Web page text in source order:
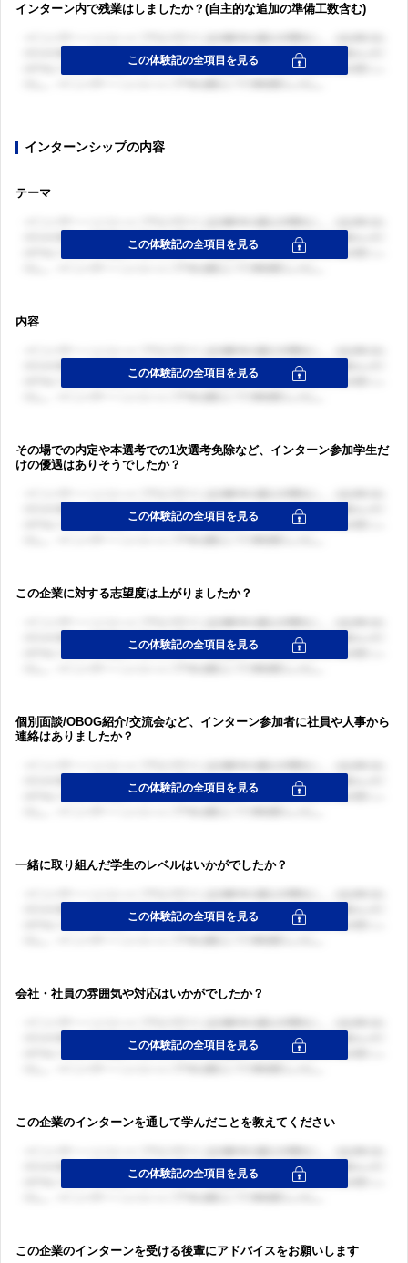
インターン内で残業はしましたか？(自主的な追加の準備工数含む)
インターンシップの内容
テーマ
内容
その場での内定や本選考での1次選考免除など、インターン参加学生だ
けの優遇はありそうでしたか？
この企業に対する志望度は上がりましたか？
個別面談/OBOG紹介/交流会など、インターン参加者に社員や人事から
連絡はありましたか？
一緒に取り組んだ学生のレベルはいかがでしたか？
会社・社員の雰囲気や対応はいかがでしたか？
この企業のインターンを通して学んだことを教えてください
この企業のインターンを受ける後輩にアドバイスをお願いします
ログイン・会員登録